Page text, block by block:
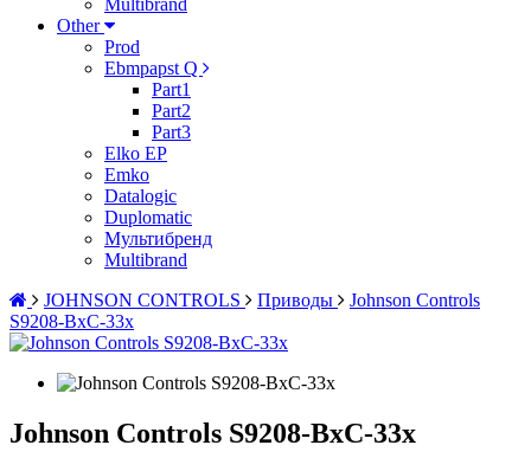
Multibrand
Other
Prod
Ebmpapst Q
Part1
Part2
Part3
Elko EP
Emko
Datalogic
Duplomatic
Мультибренд
Multibrand
JOHNSON CONTROLS
Приводы
Johnson Controls
S9208-BxC-33x
Johnson Controls S9208-BxC-33x